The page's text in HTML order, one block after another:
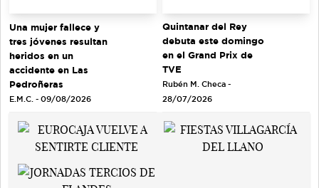
Una mujer fallece y
tres jóvenes resultan
heridos en un
accidente en Las
Pedroñeras
E.M.C. - 09/08/2026
Quintanar del Rey
debuta este domingo
en el Grand Prix de
TVE
Rubén M. Checa -
28/07/2026